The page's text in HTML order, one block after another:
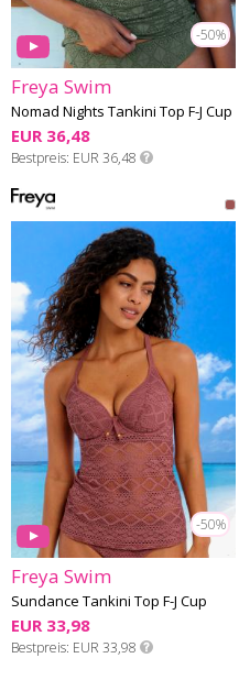
-50%
Freya Swim
Nomad Nights Tankini Top F-J Cup
EUR 36,48
Bestpreis EUR 36,48
-50%
Freya Swim
Sundance Tankini Top F-J Cup
EUR 33,98
Bestpreis EUR 33,98